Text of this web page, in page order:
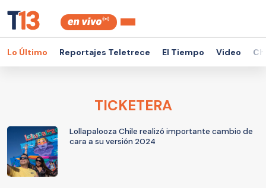
Lo Último Reportajes Teletrece El Tiempo Video
TICKETERA
Lollapalooza Chile realizó importante cambio de
cara a su versión 2024